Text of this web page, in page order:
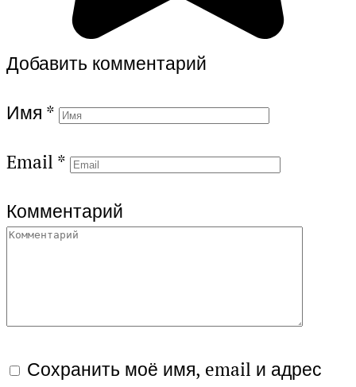
Добавить комментарий
Имя *
Email *
Комментарий
Сохранить моё имя, email и адрес